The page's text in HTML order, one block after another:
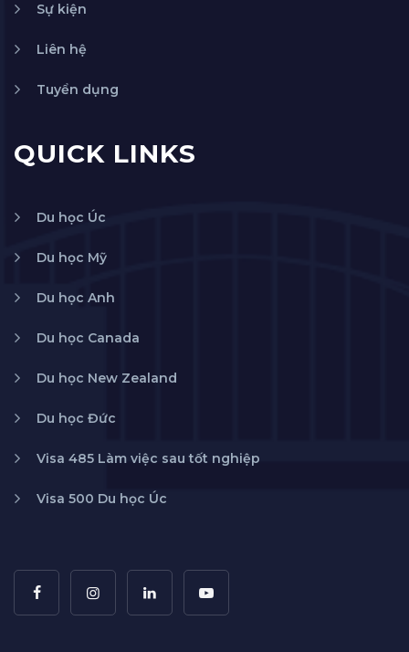
Sự kiện
Liên hệ
Tuyển dụng
QUICK LINKS
Du học Úc
Du học Mỹ
Du học Anh
Du học Canada
Du học New Zealand
Du học Đức
Visa 485 Làm việc sau tốt nghiệp
Visa 500 Du học Úc